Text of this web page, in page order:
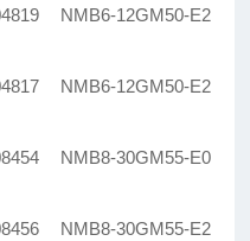
NMB6-12GM50-E2
NMB6-12GM50-E2
NMB8-30GM55-E0
NMB8-30GM55-E2